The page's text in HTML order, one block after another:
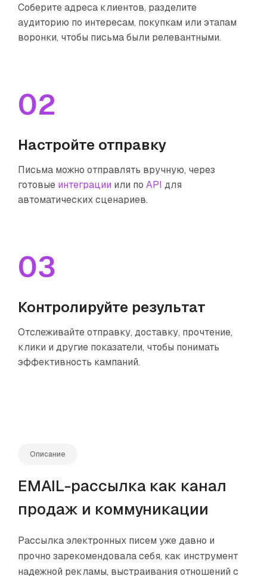
Соберите адреса клиентов, разделите
аудиторию по интересам, покупкам или этапам
воронки, чтобы письма были релевантными.
02
Настройте отправку
Письма можно отправлять вручную, через
готовые интеграции или по API для
автоматических сценариев.
03
Контролируйте результат
Отслеживайте отправку, доставку, прочтение,
клики и другие показатели, чтобы понимать
эффективность кампаний.
Описание
EMAIL-рассылка как канал
продаж и коммуникации
Рассылка электронных писем уже давно и
прочно зарекомендовала себя, как инструмент
надежной рекламы, выстраивания отношений с